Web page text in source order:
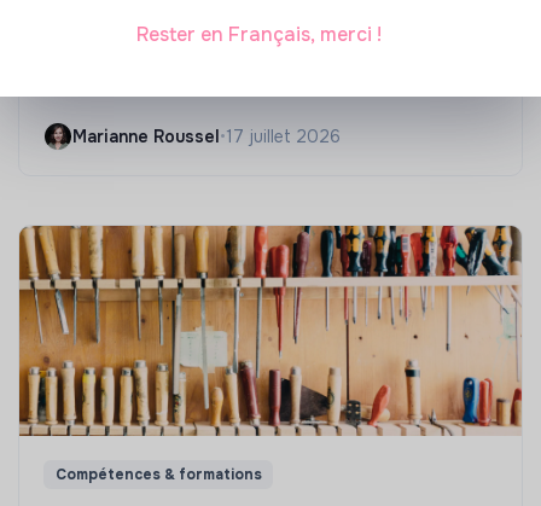
Marianne Roussel•17 juillet 2026
Compétences & formations
Rester en Français, merci !